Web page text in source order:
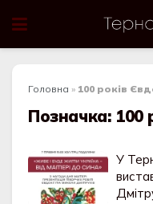
Головна » 100 років
Позначка: 100
У